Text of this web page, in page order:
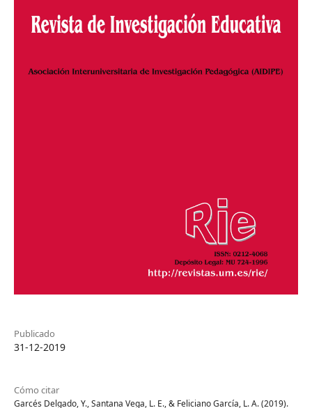
Publicado
31-12-2019
Cómo citar
Garcés Delgado, Y., Santana Vega, L. E., & Feliciano García, L. A. (2019).